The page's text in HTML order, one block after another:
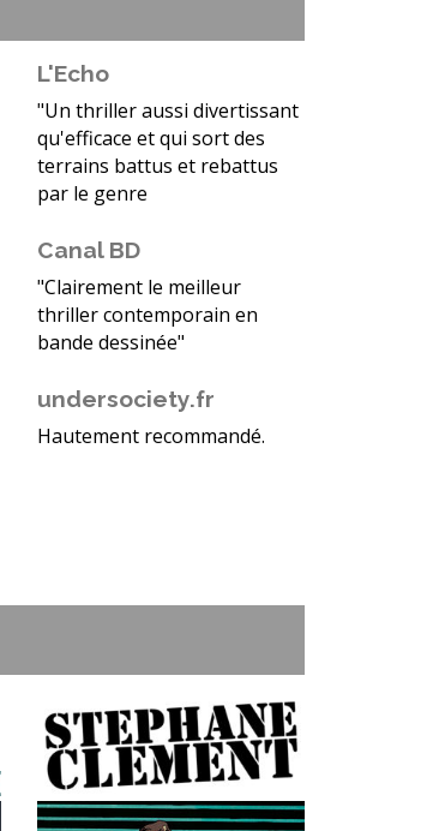
L'Echo
"Un thriller aussi divertissant
qu'efficace et qui sort des
terrains battus et rebattus
par le genre
Canal BD
"Clairement le meilleur
thriller contemporain en
bande dessinée"
undersociety.fr
Hautement recommandé.